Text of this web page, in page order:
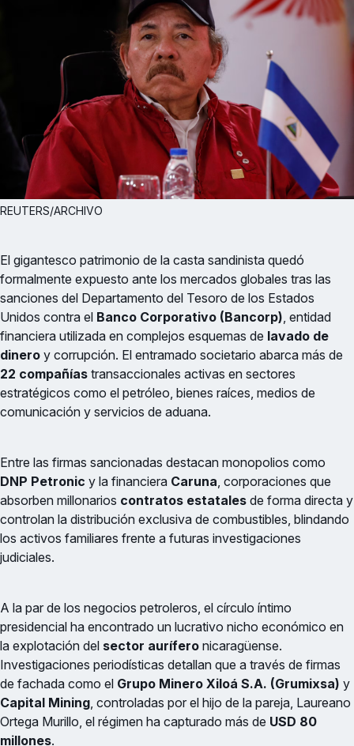
REUTERS/ARCHIVO
El gigantesco patrimonio de la casta sandinista quedó
formalmente expuesto ante los mercados globales tras las
sanciones del Departamento del Tesoro de los Estados
Unidos contra el Banco Corporativo (Bancorp) , entidad
financiera utilizada en complejos esquemas de lavado de
dinero y corrupción. El entramado societario abarca más de
22 compañías transaccionales activas en sectores
estratégicos como el petróleo, bienes raíces, medios de
comunicación y servicios de aduana.
Entre las firmas sancionadas destacan monopolios como
DNP Petronic y la financiera Caruna , corporaciones que
absorben millonarios contratos estatales de forma directa y
controlan la distribución exclusiva de combustibles, blindando
los activos familiares frente a futuras investigaciones
judiciales.
A la par de los negocios petroleros, el círculo íntimo
presidencial ha encontrado un lucrativo nicho económico en
la explotación del sector aurífero nicaragüense.
Investigaciones periodísticas detallan que a través de firmas
de fachada como el Grupo Minero Xiloá S.A. (Grumixsa) y
Capital Mining , controladas por el hijo de la pareja, Laureano
Ortega Murillo, el régimen ha capturado más de USD 80
millones.